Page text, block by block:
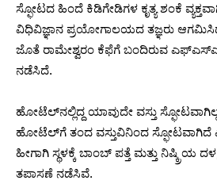
ಸ್ಫೋಟದ ಹಿಂದೆ ಕಿಡಿಗೇಡಿಗಳ ಕೃತ್ಯ ಶಂಕೆ
ವಿಧಿವಿಜ್ಞಾನ ಪ್ರಯೋಗಾಲಯದ ತಜ್ಞರು
ಜೊತೆ ರಾಮೇಶ್ವರಂ ಕೆಫೆಗೆ ಬಂದಿರುವ
ನಡೆಸಿದೆ.
ಹೋಟೆಲ್​ನಲ್ಲಿದ್ದ ಯಾವುದೇ ವಸ್ತು
ಹೋಟೆಲ್​ಗೆ ತಂದ ವಸ್ತುವಿನಿಂದ ಸ್ಫೋಟವಾಗಿದೆ
ಹೀಗಾಗಿ ಸ್ಥಳಕ್ಕೆ ಬಾಂಬ್ ಪತ್ತೆ ಮತ್ತು ನಿಷ್ಕ್ರಿಯ
ತಪಾಸಣೆ ನಡೆಸಿವೆ.